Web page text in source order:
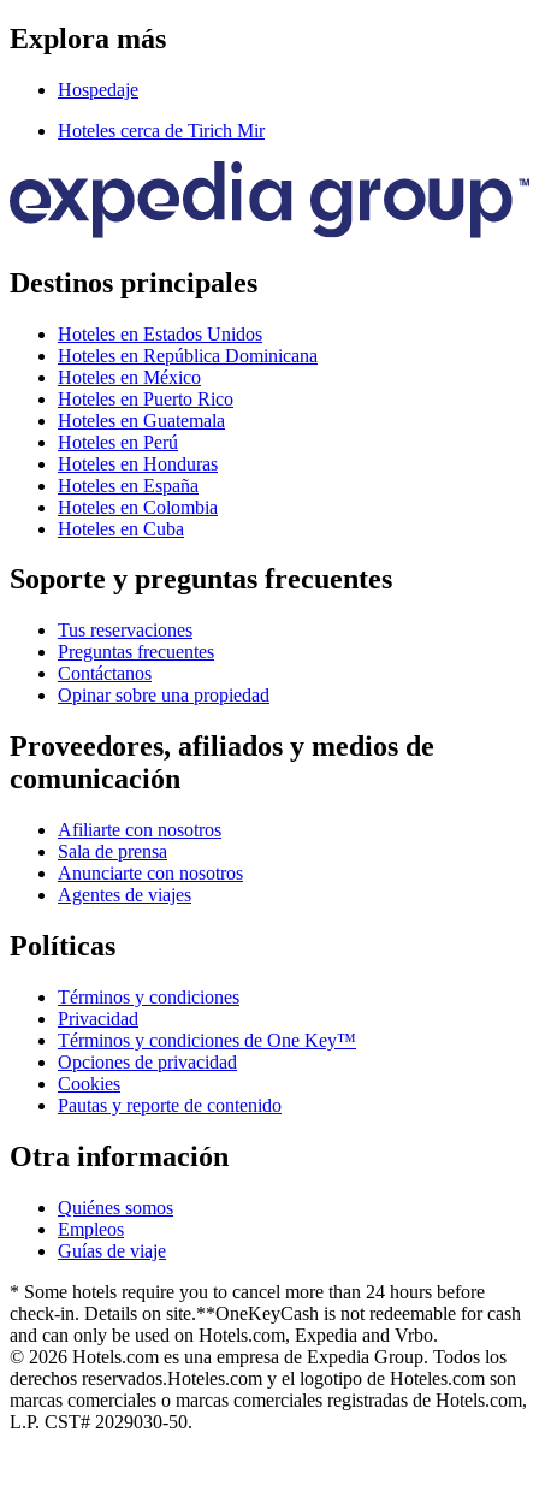
Explora más
Hospedaje
Hoteles cerca de Tirich Mir
Destinos principales
Hoteles en Estados Unidos
Hoteles en República Dominicana
Hoteles en México
Hoteles en Puerto Rico
Hoteles en Guatemala
Hoteles en Perú
Hoteles en Honduras
Hoteles en España
Hoteles en Colombia
Hoteles en Cuba
Soporte y preguntas frecuentes
Tus reservaciones
Preguntas frecuentes
Contáctanos
Opinar sobre una propiedad
Proveedores, afiliados y medios de
comunicación
Afiliarte con nosotros
Sala de prensa
Anunciarte con nosotros
Agentes de viajes
Políticas
Términos y condiciones
Privacidad
Términos y condiciones de One Key™
Opciones de privacidad
Cookies
Pautas y reporte de contenido
Otra información
Quiénes somos
Empleos
Guías de viaje
* Some hotels require you to cancel more than 24 hours before
check-in. Details on site.**OneKeyCash is not redeemable for cash
and can only be used on Hotels.com, Expedia and Vrbo.
© 2026 Hotels.com es una empresa de Expedia Group. Todos los
derechos reservados.Hoteles.com y el logotipo de Hoteles.com son
marcas comerciales o marcas comerciales registradas de Hotels.com,
L.P. CST# 2029030-50.